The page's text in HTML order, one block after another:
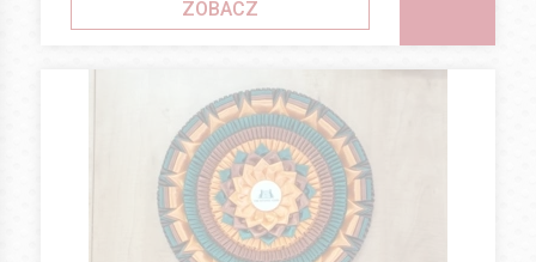
ZOBACZ